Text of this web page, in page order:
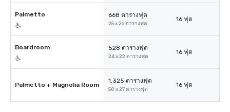
Palmetto 668 ตารางฟุต
25 x 26 ตารางฟุต
16 ฟุต
Boardroom 528 ตารางฟุต
24 x 22 ตารางฟุต
16 ฟุต
Palmetto + Magnolia Room
1,325 ตารางฟุต
50 x 27 ตารางฟุต
16 ฟุต